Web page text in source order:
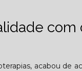
acabou de